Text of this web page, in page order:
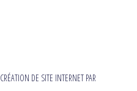
CRÉATION DE SITE INTERNET PAR